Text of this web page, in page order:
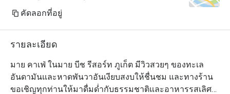
คัดลอกที่อยู่
รายละเอียด
มาย คาเฟ่ ในมาย บีช รีสอร์ท ภูเก็ต มีวิวสวยๆ ของทะเล
อันดามันและหาดพันวาอันเงียบสงบให้ชื่นชม และทางร้าน
ขอเชิญทุกท่านให้มาดื่มด่ำกับธรรมชาติและอาหารรสเลิศ